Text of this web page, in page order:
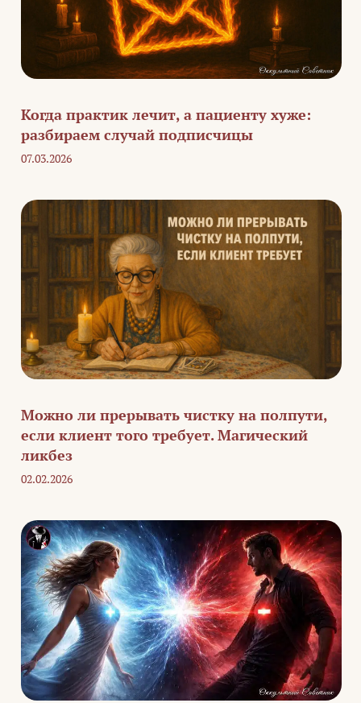
Когда практик лечит, а пациенту хуже:
разбираем случай подписчицы
07.03.2026
Можно ли прерывать чистку на полпути,
если клиент того требует. Магический
ликбез
02.02.2026